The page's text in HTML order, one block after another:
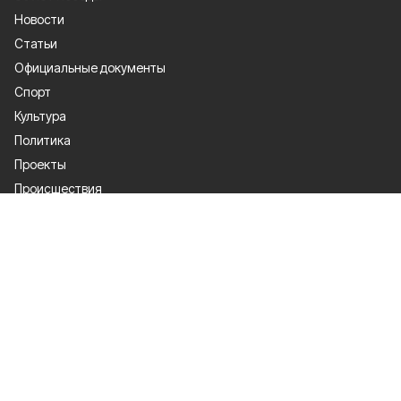
Новости
Статьи
Официальные документы
Спорт
Культура
Политика
Проекты
Происшествия